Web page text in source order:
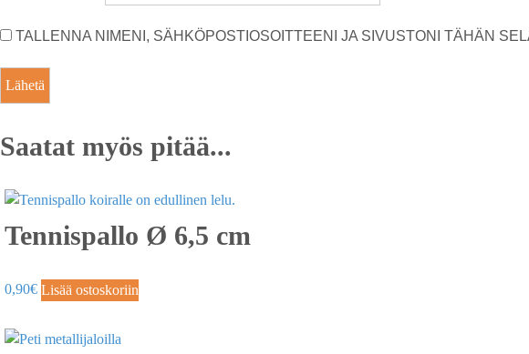
TALLENNA NIMENI, SÄHKÖPOSTIOSOITTEENI JA SIVUSTONI TÄHÄN
Saatat myös pitää...
Tennispallo Ø 6,5 cm
0,90€ Lisää ostoskoriin